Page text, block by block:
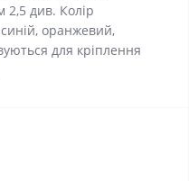
2,5 див. Колір
оранжевий,
для кріплення